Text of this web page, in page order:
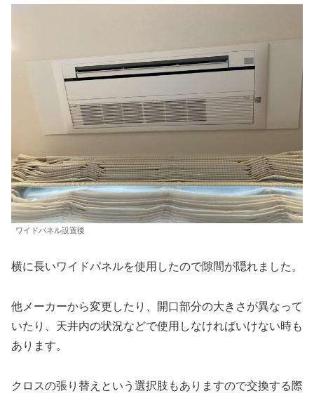
ワイドパネル設置後
横に長いワイドパネルを使用したので隙間が隠れました。
他メーカーから変更したり、開口部分の大きさが異なって
いたり、天井内の状況などで使用しなければいけない時も
あります。
クロスの張り替えという選択肢もありますので交換する際